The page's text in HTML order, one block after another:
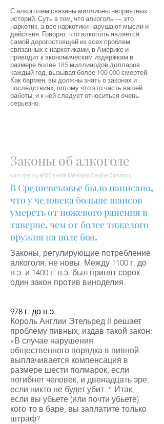
С алкоголем связаны миллионы неприятных
историй. Суть в том, что алкоголь — это
наркотик, а все наркотики нарушают мысли и
действия. Говорят, что алкоголь является
самой дорогостоящей из всех проблем,
связанных с наркотиками, в Америке и
приводит к экономическим издержкам в
размере более 185 миллиардов долларов
каждый год, вызывая более 100 000 смертей.
Как бармен, вы должны знать о законах и
последствиях, потому что это часть вашей
работы, и к ней следует относиться очень
серьезно.
Законы об алкоголе
Фото группы AFMC Health & Wellness/Creative Commons
В Средневековье было написано,
что у человека больше шансов
умереть от ножевого ранения в
таверне, чем от более тяжелого
оружия на поле боя.
Законы, регулирующие потребление
алкоголя, не новы. Между 1100 г. до
н.э. и 1400 г. н.э. был принят сорок
один закон против виноделия.
978 г. до н.э.
Король Англии Этельред II решает
проблему пивных, издав такой закон:
«В случае нарушения
общественного порядка в пивной
выплачивается компенсация в
размере шести полмарок, если
погибнет человек, и двенадцать эре,
если никто не будет убит. ” Итак,
если вы убьете (или почти убьете)
кого-то в баре, вы заплатите только
штраф?